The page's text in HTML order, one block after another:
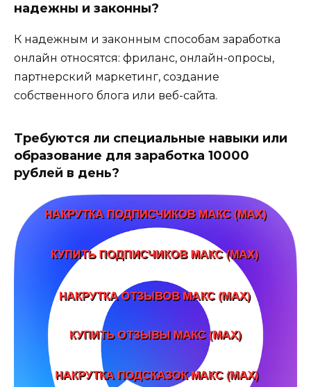
надежны и законны?
К надежным и законным способам заработка
онлайн относятся: фриланс, онлайн-опросы,
партнерский маркетинг, создание
собственного блога или веб-сайта.
Требуются ли специальные навыки или
образование для заработка 10000
рублей в день?